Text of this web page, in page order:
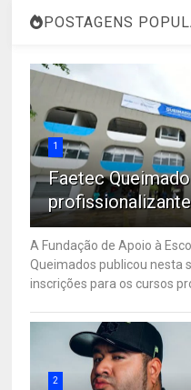
POSTAGENS
1
Faetec
A Fundação de Apoio à
Queimados publicou nesta
inscrições para os cursos
2